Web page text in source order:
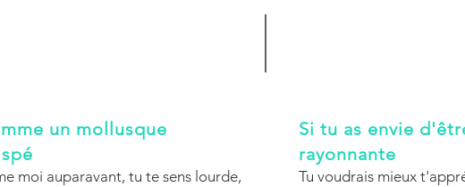
Si tu as envie
rayonnante
Tu voudrais mieux
un mollusque
moi auparavant, tu te sens lourde,